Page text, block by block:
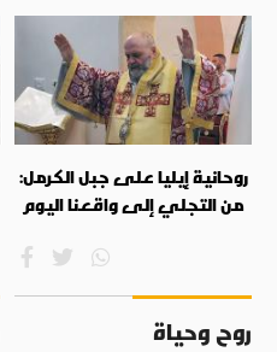
روحانية إيليا على جبل الكرمل:
من التجلي إلى واقعنا اليوم
روح وحياة